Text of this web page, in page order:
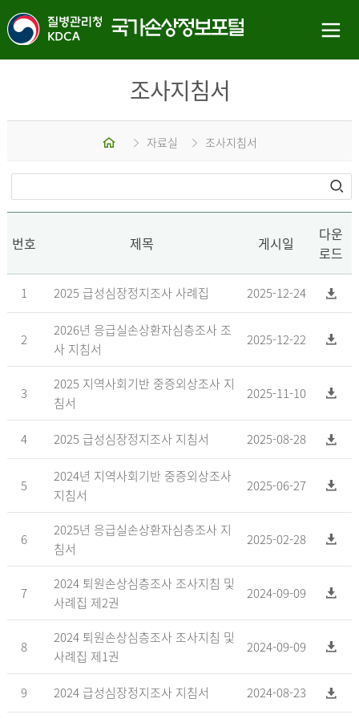
조사지침서
홈 자료실 조사지침서
번호 제목 게시일
다운
로드
1 2025 급성심장정지조사 사례집 2025-12-24
2
2026년 응급실손상환자심층조사 조
사 지침서
2025-12-22
3
2025 지역사회기반 중증외상조사 지
침서
2025-11-10
4 2025 급성심장정지조사 지침서 2025-08-28
5
2024년 지역사회기반 중증외상조사
지침서
2025-06-27
6
2025년 응급실손상환자심층조사 지
침서
2025-02-28
7
2024 퇴원손상심층조사 조사지침 및
사례집 제2권
2024-09-09
8
2024 퇴원손상심층조사 조사지침 및
사례집 제1권
2024-09-09
9 2024 급성심장정지조사 지침서 2024-08-23